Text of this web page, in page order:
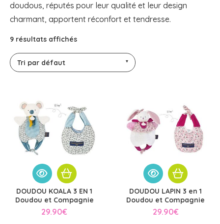
doudous, réputés pour leur qualité et leur design
charmant, apportent réconfort et tendresse.
9 résultats affichés
DOUDOU KOALA 3 EN 1
Doudou et Compagnie
29.90€
DOUDOU LAPIN 3 en 1
Doudou et Compagnie
29.90€